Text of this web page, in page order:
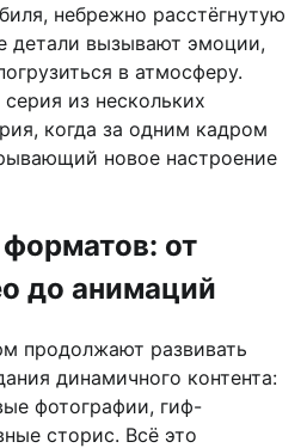
небрежно расстёгнутую
детали вызывают эмоции,
в атмосферу.
из нескольких
когда за одним кадром
новое настроение
от
до анимаций
продолжают развивать
динамичного контента:
фотографии, гиф-
сторис. Всё это